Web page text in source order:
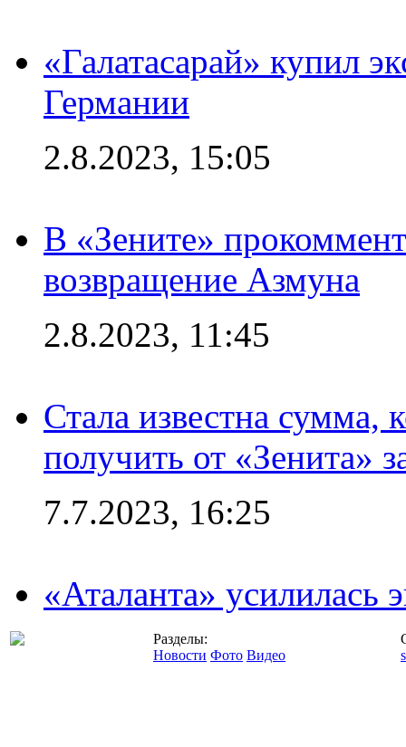
«Галатасарай» купил
Германии
2.8.2023, 15:05
В «Зените»
возвращение Азмуна
2.8.2023, 11:45
Стала известна сумма,
получить от «Зенита»
7.7.2023, 16:25
«Аталанта»
Разделы:
Новости Фото Видео